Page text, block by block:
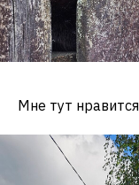
Мне тут